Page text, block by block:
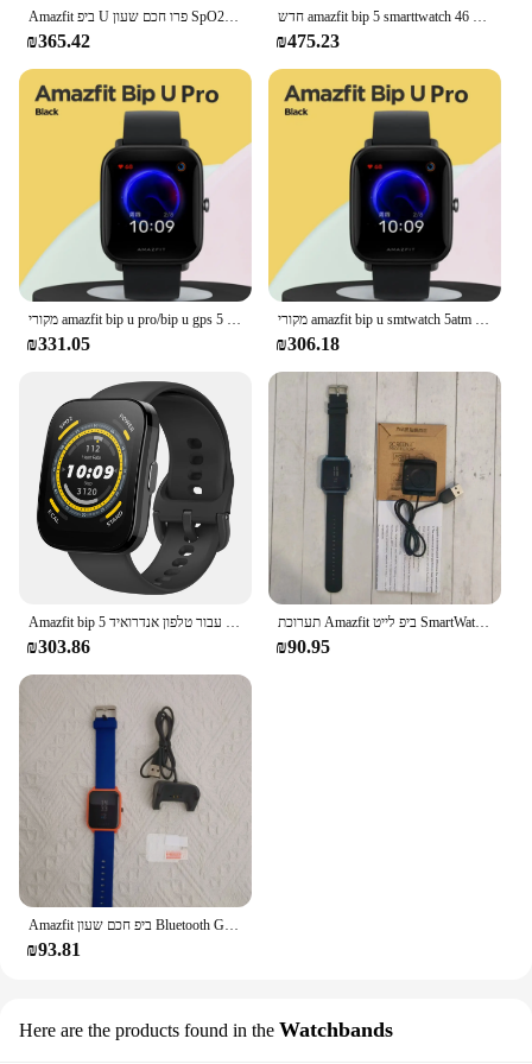
Amazfit ביפ U פרו חכם שעון SpO2 5ATM עמיד למים Bluetooth5.0 GPS שינה ניטור גלובלי גרסה 95NEW תערוכה SmartWatch
₪365.42
חדש amazfit bip 5 smarttwatch 46 מ "מ שינה ניטור שעון חכם 120 + מצבי ספורט עבור טלפון אנדרואיד iOS
₪475.23
מקורי amazfit bip u pro/bip u gps מסך צבע 31 גרם 5 atm-התנגדות מים 60 + ספורט מצב שעון חכם אין קופסא
₪331.05
מקורי amazfit bip u smtwatch 5atm מים עמיד צבע תצוגת ספורט מעקב שעון חכם עבור iOS אנדרואיד 99 לא קופסא
₪306.18
₪303.86
תערוכת Amazfit ביפ לייט SmartWatch Bluetooth ספורט שעונים לגברים שיעור IP68 עמיד למים אין תיבת 85-95 חדש smartWatches
₪90.95
₪93.81
Here are the products found in the Watchbands